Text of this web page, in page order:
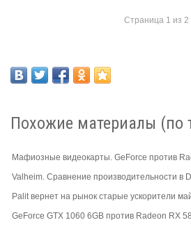
Страница 1 из 2
Похожие материалы (по
Мафиозные видеокарты. GeForce против
Valheim. Сравнение производительности в
Palit вернет на рынок старые ускорители
GeForce GTX 1060 6GB против Radeon RX